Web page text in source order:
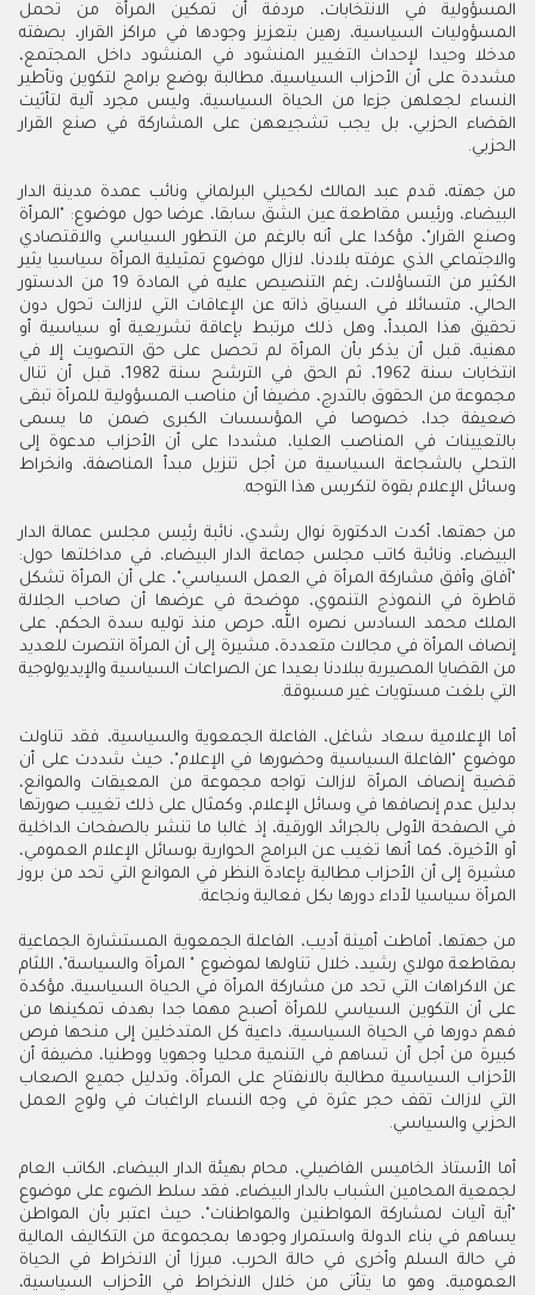
المسؤولية في الانتخابات، مردفة أن تمكين المرأة من تحمل
المسؤوليات السياسية، رهين بتعزيز وجودها في مراكز القرار، بصفته
مدخلا وحيدا لإحداث التغيير المنشود في المنشود داخل المجتمع،
مشددة على أن الأحزاب السياسية، مطالبة بوضع برامج لتكوين وتأطير
النساء لجعلهن جزءا من الحياة السياسية، وليس مجرد آلية لتأثيت
الفضاء الحزبي، بل يجب تشجيعهن على المشاركة في صنع القرار
الحزبي.
من جهته، قدم عبد المالك لكحيلي البرلماني ونائب عمدة مدينة الدار
البيضاء، ورئيس مقاطعة عين الشق سابقا، عرضا حول موضوع: "المرأة
وصنع القرار"، مؤكدا على أنه بالرغم من التطور السياسي والاقتصادي
والاجتماعي الذي عرفته بلادنا، لازال موضوع تمثيلية المرأة سياسيا يثير
الكثير من التساؤلات، رغم التنصيص عليه في المادة 19 من الدستور
الحالي، متسائلا في السياق ذاته عن الإعاقات التي لازالت تحول دون
تحقيق هذا المبدأ، وهل ذلك مرتبط بإعاقة تشريعية أو سياسية أو
مهنية، قبل أن يذكر بأن المرأة لم تحصل على حق التصويت إلا في
انتخابات سنة 1962، ثم الحق في الترشح سنة 1982، قبل أن تنال
مجموعة من الحقوق بالتدرج، مضيفا أن مناصب المسؤولية للمرأة تبقى
ضعيفة جدا، خصوصا في المؤسسات الكبرى ضمن ما يسمى
بالتعيينات في المناصب العليا، مشددا على أن الأحزاب مدعوة إلى
التحلي بالشجاعة السياسية من أجل تنزيل مبدأ المناصفة، وانخراط
وسائل الإعلام بقوة لتكريس هذا التوجه.
من جهتها، أكدت الدكتورة نوال رشدي، نائبة رئيس مجلس عمالة الدار
البيضاء، ونائبة كاتب مجلس جماعة الدار البيضاء، في مداخلتها حول:
"آفاق وأفق مشاركة المرأة في العمل السياسي"، على أن المرأة تشكل
قاطرة في النموذج التنموي، موضحة في عرضها أن صاحب الجلالة
الملك محمد السادس نصره الله، حرص منذ توليه سدة الحكم، على
إنصاف المرأة في مجالات متعددة، مشيرة إلى أن المرأة انتصرت للعديد
من القضايا المصيرية ببلادنا بعيدا عن الصراعات السياسية والإيديولوجية
التي بلغت مستويات غير مسبوقة.
أما الإعلامية سعاد شاغل، الفاعلة الجمعوية والسياسية، فقد تناولت
موضوع "الفاعلة السياسية وحضورها في الإعلام"، حيث شددت على أن
قضية إنصاف المرأة لازالت تواجه مجموعة من المعيقات والموانع،
بدليل عدم إنصافها في وسائل الإعلام، وكمثال على ذلك تغييب صورتها
في الصفحة الأولى بالجرائد الورقية، إذ غالبا ما تنشر بالصفحات الداخلية
أو الأخيرة، كما أنها تغيب عن البرامج الحوارية بوسائل الإعلام العمومي،
مشيرة إلى أن الأحزاب مطالبة بإعادة النظر في الموانع التي تحد من بروز
المرأة سياسيا لأداء دورها بكل فعالية ونجاعة.
من جهتها، أماطت أمينة أديب، الفاعلة الجمعوية المستشارة الجماعية
بمقاطعة مولاي رشيد، خلال تناولها لموضوع " المرأة والسياسة"، اللثام
عن الاكراهات التي تحد من مشاركة المرأة في الحياة السياسية، مؤكدة
على أن التكوين السياسي للمرأة أصبح مهما جدا بهدف تمكينها من
فهم دورها في الحياة السياسية، داعية كل المتدخلين إلى منحها فرص
كبيرة من أجل أن تساهم في التنمية محليا وجهويا ووطنيا، مضيفة أن
الأحزاب السياسية مطالبة بالانفتاح على المرأة، وتدليل جميع الصعاب
التي لازالت تقف حجر عثرة في وجه النساء الراغبات في ولوج العمل
الحزبي والسياسي.
أما الأستاذ الخاميس الفاضيلي، محام بهيئة الدار البيضاء، الكاتب العام
لجمعية المحامين الشباب بالدار البيضاء، فقد سلط الضوء على موضوع
"أية آليات لمشاركة المواطنين والمواطنات"، حيث اعتبر بأن المواطن
يساهم في بناء الدولة واستمرار وجودها بمجموعة من التكاليف المالية
في حالة السلم وأخرى في حالة الحرب، مبرزا أن الانخراط في الحياة
العمومية، وهو ما يتأتى من خلال الانخراط في الأحزاب السياسية،